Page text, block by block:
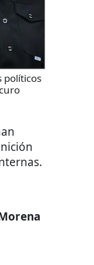
políticos